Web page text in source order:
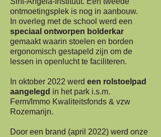
ontmoetingsplek is nog in aanbouw.
In overleg met de school werd een
speciaal ontworpen bolderkar
gemaakt waarin stoelen en borden
ergonomisch gestapeld zijn om de
lessen in openlucht te faciliteren.
In oktober 2022 werd een rolstoelpad
aangelegd in het park i.s.m.
Ferm/Immo Kwaliteitsfonds & vzw
Rozemarijn.
Door een brand (april 2022) werd onze